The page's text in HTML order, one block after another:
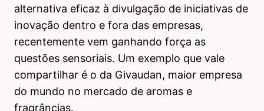
alternativa eficaz à divulgação de iniciativas de
inovação dentro e fora das empresas,
recentemente vem ganhando força as
questões sensoriais. Um exemplo que vale
compartilhar é o da Givaudan, maior empresa
do mundo no mercado de aromas e
fragrâncias.